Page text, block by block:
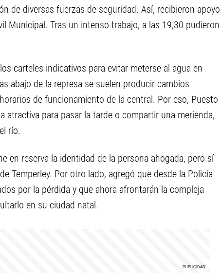
de diversas fuerzas de seguridad. Así, recibieron apoyo
Municipal. Tras un intenso trabajo, a las 19,30 pudieron
carteles indicativos para evitar meterse al agua en
abajo de la represa se suelen producir cambios
de funcionamiento de la central. Por eso, Puesto
atractiva para pasar la tarde o compartir una merienda,
río.
en reserva la identidad de la persona ahogada, pero sí
Temperley. Por otro lado, agregó que desde la Policía
por la pérdida y que ahora afrontarán la compleja
en su ciudad natal.